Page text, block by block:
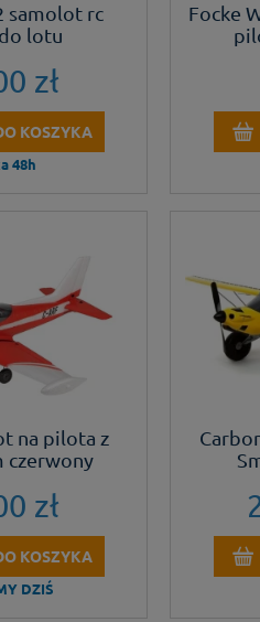
samolot rc
lotu
zł
KOSZYKA
48h
Focke
na pilota z
czerwony
zł
KOSZYKA
DZIŚ